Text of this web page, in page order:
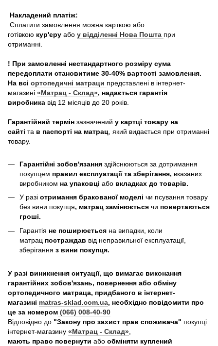
Накладений платіж:
Сплатити замовлення можна карткою або
готівкою кур'єру або у відділенні Нова Пошта при
отриманні.
! При замовленні нестандартного розміру сума
передоплати становитиме 30-40% вартості замовлення.
На всі ортопедичні матраци представлені в інтернет-
магазині «Матрац - Склад», надається гарантія
виробника від 12 місяців до 20 років.
Гарантійний термін зазначений у картці товару на
сайті та в паспорті на матрац , який видається при отриманні
товару.
Гарантійні зобов'язання здійснюються за дотримання
покупцем правил експлуатації та зберігання, вказаних
виробником на упаковці або вкладках до товарів.
У разі отримання бракованої моделі чи псування товару
без вини покупця, матрац замінюється чи повертаються
гроші.
Гарантія не поширюється на випадки, коли
матрац постраждав від неправильної експлуатації,
зберігання з вини покупця.
У разі виникнення ситуації, що вимагає виконання
гарантійних зобов'язань, повернення або обміну
ортопедичного матраца, придбаного в інтернет-
магазині matras-sklad.com.ua, необхідно повідомити про
це за номером (066) 008-40-90
Відповідно до "Закону про захист прав споживача" покупці
інтернет-магазину «Матрац - Склад»
мають право повернути або обміняти куплений